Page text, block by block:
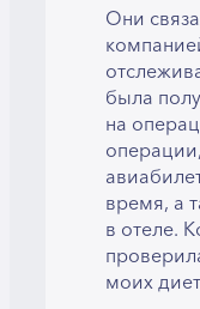
Они
была
на
время, а
в отеле.
моих